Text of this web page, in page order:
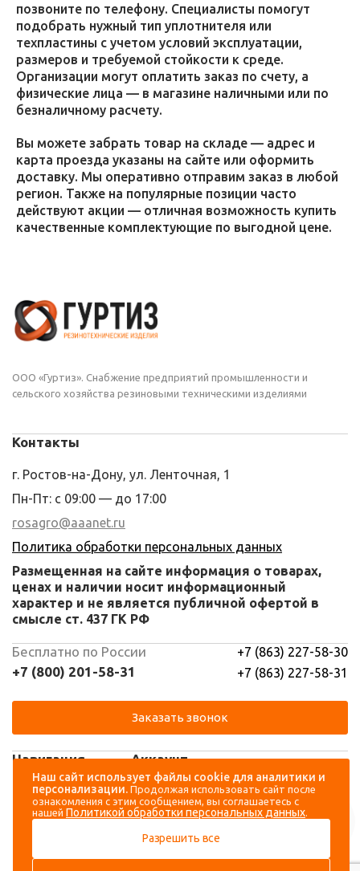
позвоните по телефону. Специалисты помогут
подобрать нужный тип уплотнителя или
техпластины с учетом условий эксплуатации,
размеров и требуемой стойкости к среде.
Организации могут оплатить заказ по счету, а
физические лица — в магазине наличными или по
безналичному расчету.
Вы можете забрать товар на складе — адрес и
карта проезда указаны на сайте или оформить
доставку. Мы оперативно отправим заказ в любой
регион. Также на популярные позиции часто
действуют акции — отличная возможность купить
качественные комплектующие по выгодной цене.
ООО «Гуртиз». Снабжение предприятий промышленности и
сельского хозяйства резиновыми техническими изделиями
Навигация
Каталог
О компании
Доставка и оплата
Аккаунт
Вход
Регистрация
Контакты
г. Ростов-на-Дону, ул. Ленточная, 1
Пн-Пт: с 09:00 — до 17:00
rosagro@aaanet.ru
Политика обработки персональных данных
Размещенная на сайте информация о товарах,
ценах и наличии носит информационный
характер и не является публичной офертой в
смысле ст. 437 ГК РФ
Бесплатно по России
+7 (800) 201-58-31
+7 (863) 227-58-30
+7 (863) 227-58-31
Заказать звонок
Наш сайт использует файлы cookie для аналитики и
персонализации. Продолжая использовать сайт после
ознакомления с этим сообщением, вы соглашаетесь с
нашей Политикой обработки персональных данных.
Разрешить все